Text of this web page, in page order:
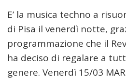
E’ la musica techno a
di Pisa il venerdì notte,
programmazione che il
ha deciso di regalare a
genere. Venerdì 15/03